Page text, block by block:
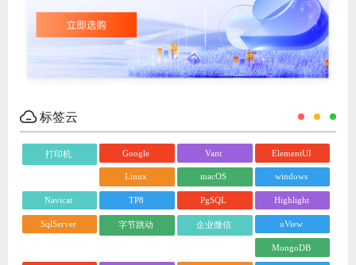
标签云
打印机 Google Vant ElementUI
Linux macOS windows
Navicat TP8 PgSQL Highlight
SqlServer 字节跳动 企业微信 uView
MongoDB